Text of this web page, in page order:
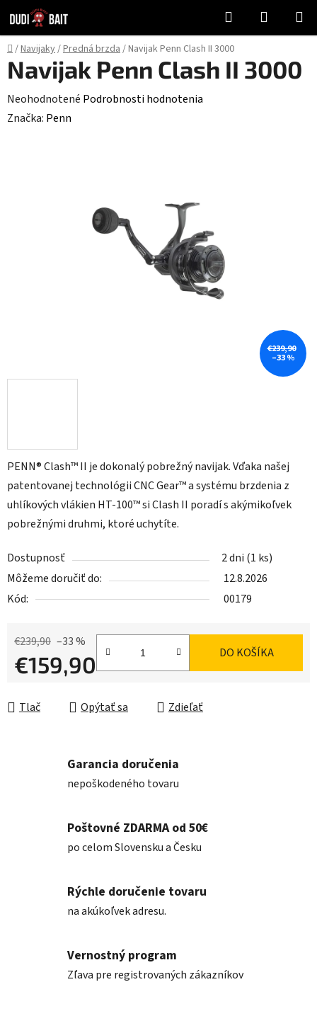
na
obsah
Hľadať
KOŠÍK
Domov
/Navijaky/Predná brzda/Navijak Penn Clash II 3000
PENN® Clash™ II je dokonalý pobrežný navijak. Vďaka našej
patentovanej technológii CNC Gear™ a systému brzdenia z
uhlíkových vlákien HT-100™ si Clash II poradí s akýmikoľvek
pobrežnými druhmi, ktoré uchytíte.
Dostupnosť 2 dni (1 ks)
Môžeme doručiť do:
12.8.2026
Kód:
00179
€239,90 –33 %
€159,90 DO KOŠÍKA
Tlač Opýtať sa Zdieľať
Navijak Penn Clash II 3000
Priemerné
hodnotenie
Neohodnotené Podrobnosti hodnotenia
Značka: Penn
€239,90
–33 %
Garancia doručenia
nepoškodeného tovaru
Poštovné ZDARMA od 50€
po celom Slovensku a Česku
Rýchle doručenie tovaru
na akúkoľvek adresu.
Vernostný program
Zľava pre registrovaných zákazníkov